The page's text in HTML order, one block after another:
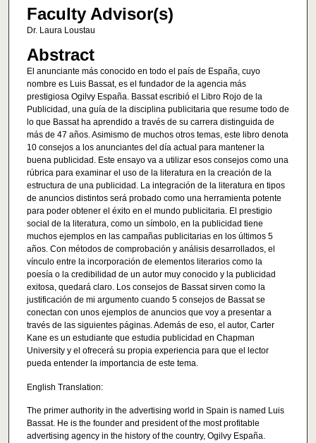
Faculty Advisor(s)
Dr. Laura Loustau
Abstract
El anunciante más conocido en todo el país de España, cuyo
nombre es Luis Bassat, es el fundador de la agencia más
prestigiosa Ogilvy España. Bassat escribió el Libro Rojo de la
Publicidad, una guía de la disciplina publicitaria que resume todo de
lo que Bassat ha aprendido a través de su carrera distinguida de
más de 47 años. Asimismo de muchos otros temas, este libro denota
10 consejos a los anunciantes del día actual para mantener la
buena publicidad. Este ensayo va a utilizar esos consejos como una
rúbrica para examinar el uso de la literatura en la creación de la
estructura de una publicidad. La integración de la literatura en tipos
de anuncios distintos será probado como una herramienta potente
para poder obtener el éxito en el mundo publicitaria. El prestigio
social de la literatura, como un símbolo, en la publicidad tiene
muchos ejemplos en las campañas publicitarias en los últimos 5
años. Con métodos de comprobación y análisis desarrollados, el
vínculo entre la incorporación de elementos literarios como la
poesía o la credibilidad de un autor muy conocido y la publicidad
exitosa, quedará claro. Los consejos de Bassat sirven como la
justificación de mi argumento cuando 5 consejos de Bassat se
conectan con unos ejemplos de anuncios que voy a presentar a
través de las siguientes páginas. Además de eso, el autor, Carter
Kane es un estudiante que estudia publicidad en Chapman
University y el ofrecerá su propia experiencia para que el lector
pueda entender la importancia de este tema.
English Translation:
The primer authority in the advertising world in Spain is named Luis
Bassat. He is the founder and president of the most profitable
advertising agency in the history of the country, Ogilvy España.